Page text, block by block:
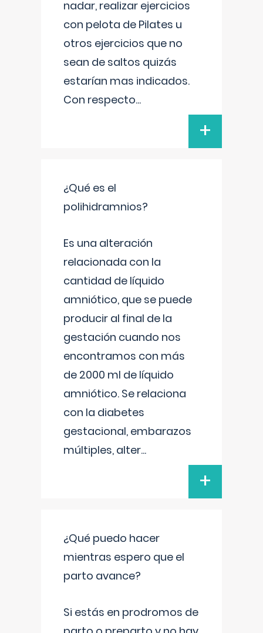
nadar, realizar ejercicios
con pelota de Pilates u
otros ejercicios que no
sean de saltos quizás
estarían mas indicados.
Con respecto...
+
¿Qué es el
polihidramnios?
Es una alteración
relacionada con la
cantidad de líquido
amniótico, que se puede
producir al final de la
gestación cuando nos
encontramos con más
de 2000 ml de líquido
amniótico. Se relaciona
con la diabetes
gestacional, embarazos
múltiples, alter...
+
¿Qué puedo hacer
mientras espero que el
parto avance?
Si estás en prodromos de